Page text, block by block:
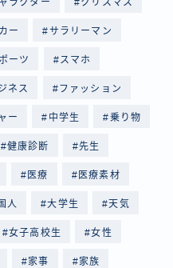
ラクター クリスマス
ー サラリーマン
ーツ スマホ
ネス ファッション
ー 中学生 乗り物
健康診断 先生
医療 医療素材
人 大学生 天気
女子高校生 女性
家事 家族